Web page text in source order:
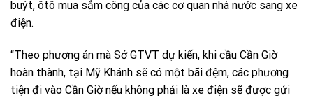
buýt, ôtô mua sắm công của các cơ quan nhà nước sang xe
điện.
“Theo phương án mà Sở GTVT dự kiến, khi cầu Cần Giờ
hoàn thành, tại Mỹ Khánh sẽ có một bãi đệm, các phương
tiện đi vào Cần Giờ nếu không phải là xe điện sẽ được gửi